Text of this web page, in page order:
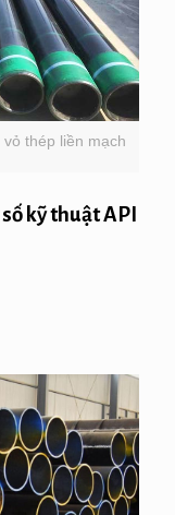
thép liền mạch
kỹ thuật API